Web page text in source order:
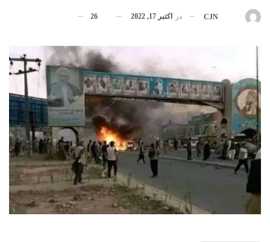
CJN در اکتبر 17, 2022 26